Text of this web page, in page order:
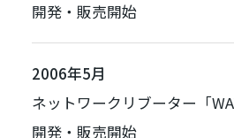
開発・販売開始
2006年5月
ネットワークリブーター「
開発・販売開始